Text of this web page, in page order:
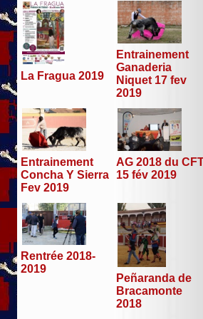
La Fragua 2019
Entrainement
Ganaderia
Niquet 17 fev
2019
Entrainement
Concha Y Sierra
Fev 2019
AG 2018 du
15 fév 2019
Rentrée 2018-
2019
Peñaranda de
Bracamonte
2018